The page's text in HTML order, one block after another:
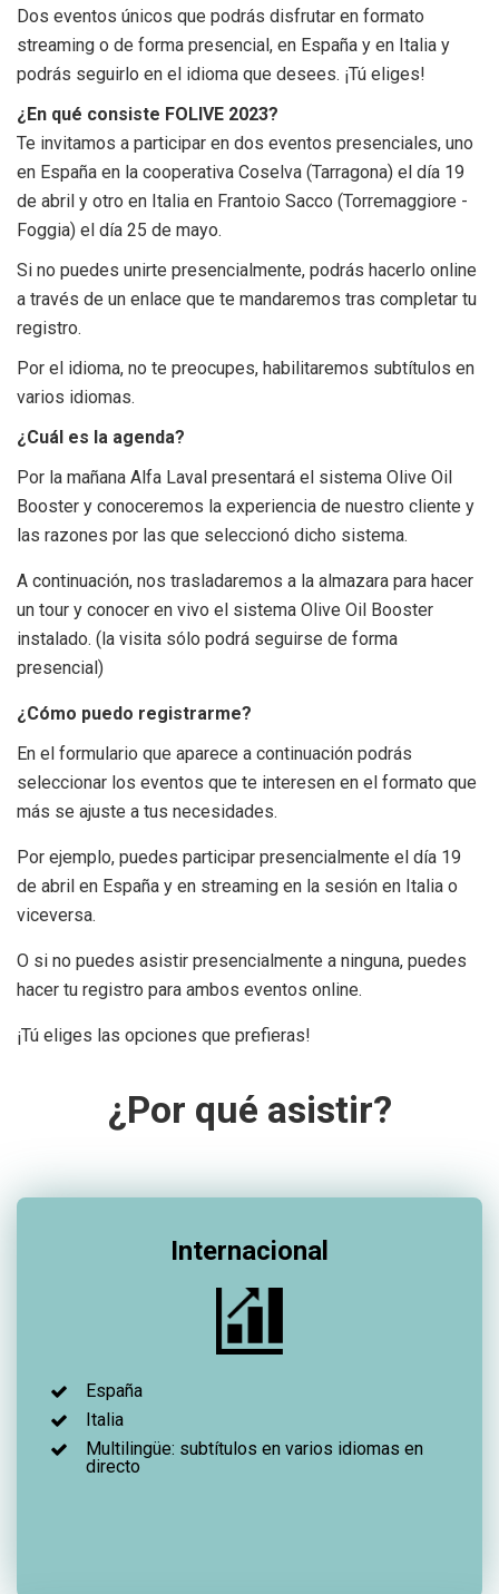
Dos eventos únicos que podrás disfrutar en formato
streaming o de forma presencial, en España y en Italia y
podrás seguirlo en el idioma que desees. ¡Tú eliges!
¿En qué consiste FOLIVE 2023?
Te invitamos a participar en dos eventos presenciales, uno
en España en la cooperativa Coselva (Tarragona) el día 19
de abril y otro en Italia en Frantoio Sacco (Torremaggiore -
Foggia) el día 25 de mayo.
Si no puedes unirte presencialmente, podrás hacerlo online
a través de un enlace que te mandaremos tras completar tu
registro.
Por el idioma, no te preocupes, habilitaremos subtítulos en
varios idiomas.
¿Cuál es la agenda?
Por la mañana Alfa Laval presentará el sistema Olive Oil
Booster y conoceremos la experiencia de nuestro cliente y
las razones por las que seleccionó dicho sistema.
A continuación, nos trasladaremos a la almazara para hacer
un tour y conocer en vivo el sistema Olive Oil Booster
instalado. (la visita sólo podrá seguirse de forma
presencial)
¿Cómo puedo registrarme?
En el formulario que aparece a continuación podrás
seleccionar los eventos que te interesen en el formato que
más se ajuste a tus necesidades.
Por ejemplo, puedes participar presencialmente el día 19
de abril en España y en streaming en la sesión en Italia o
viceversa.
O si no puedes asistir presencialmente a ninguna, puedes
hacer tu registro para ambos eventos online.
¡Tú eliges las opciones que prefieras!
¿Por qué asistir?
Internacional
España
Italia
Multilingüe: subtítulos en varios idiomas en
directo